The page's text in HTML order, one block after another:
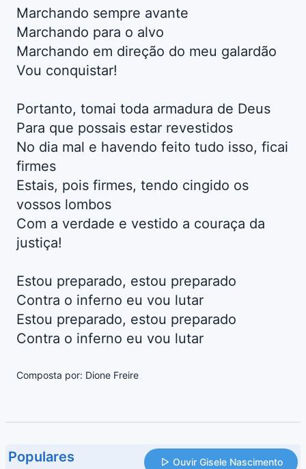
Marchando sempre avante
Marchando para o alvo
Marchando em direção do meu galardão
Vou conquistar!
Portanto, tomai toda armadura de Deus
Para que possais estar revestidos
No dia mal e havendo feito tudo isso, ficai
firmes
Estais, pois firmes, tendo cingido os
vossos lombos
Com a verdade e vestido a couraça da
justiça!
Estou preparado, estou preparado
Contra o inferno eu vou lutar
Estou preparado, estou preparado
Contra o inferno eu vou lutar
Composta por: Dione Freire
Populares Ouvir Gisele Nascimento